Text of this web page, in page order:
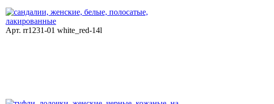
Арт. rr1231-01 white_red-14l